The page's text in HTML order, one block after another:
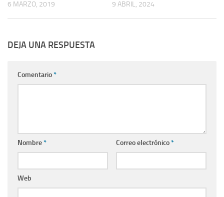
6 MARZO, 2019 9 ABRIL, 2024
DEJA UNA RESPUESTA
Comentario*
Nombre* Correo electrónico*
Web